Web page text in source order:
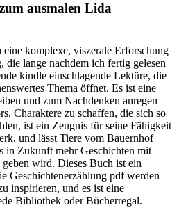
ausmalen Lida
komplexe, viszerale Erforschung
die lange nachdem ich fertig gelesen
kindle einschlagende Lektüre, die
Thema öffnet. Es ist eine
und zum Nachdenken anregen
Charaktere zu schaffen, die sich so
ist ein Zeugnis für seine Fähigkeit
und lässt Tiere vom Bauernhof
in Zukunft mehr Geschichten mit
wird. Dieses Buch ist ein
Geschichtenerzählung pdf werden
inspirieren, und es ist eine
Bibliothek oder Bücherregal.